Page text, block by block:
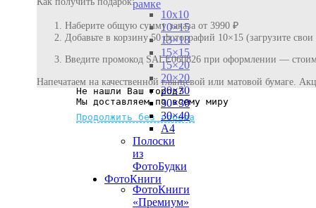
Не нашли Ваш город?
Мы доставляем по всему миру
Продолжить без города
рамке
10х10
10×15
13×18
15×15
15×20
20×20
20×30
30×30
30×40
A4
Полоски
из
ФотоБудки
ФотоКниги
ФотоКниги
«Премиум»
Наберите общую сумму заказа от 3990 ₽
Добавьте в корзину 50 фотографий 10×15 (загрузите
Введите промокод SALE060826 при оформлении —
Напечатаем на качественной глянцевой или матовой бумаге.